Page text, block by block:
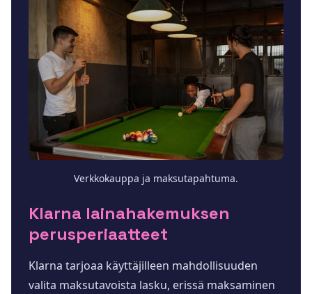
Verkkokauppa ja maksutapahtuma.
Klarna lainahakemuksen
perusperiaatteet
Klarna tarjoaa käyttäjilleen mahdollisuuden
valita maksutavoista lasku, erissä maksaminen